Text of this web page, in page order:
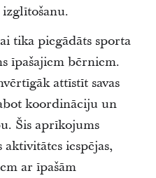
tika piegādāts sporta
īpašajiem bērniem.
attīstīt savas
koordināciju un
Šis aprīkojums
iespējas,
ar īpašām